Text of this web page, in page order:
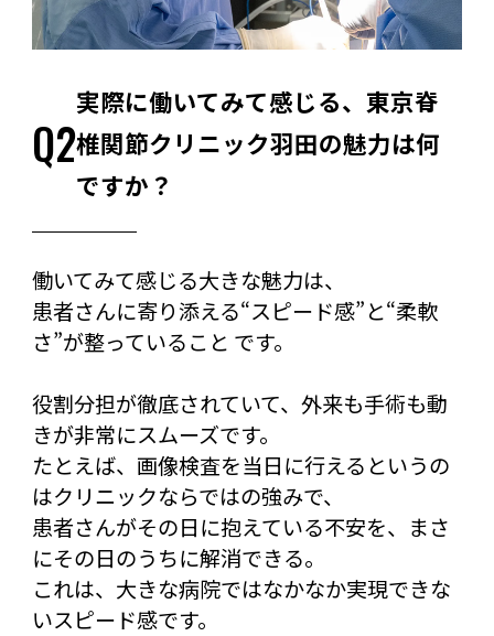
Q2
実際に働いてみて感じる、東京脊
椎関節クリニック羽田の魅力は何
ですか？
働いてみて感じる大きな魅力は、
患者さんに寄り添える“スピード感”と“柔軟
さ”が整っていること です。
役割分担が徹底されていて、外来も手術も動
きが非常にスムーズです。
たとえば、画像検査を当日に行えるというの
はクリニックならではの強みで、
患者さんがその日に抱えている不安を、まさ
にその日のうちに解消できる。
これは、大きな病院ではなかなか実現できな
いスピード感です。